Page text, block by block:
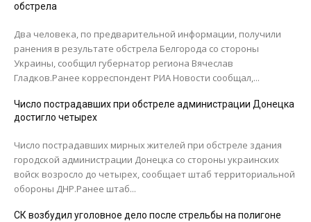
обстрела
Два человека, по предварительной информации, получили
ранения в результате обстрела Белгорода со стороны
Украины, сообщил губернатор региона Вячеслав
Гладков.Ранее корреспондент РИА Новости сообщал,...
Число пострадавших при обстреле администрации Донецка
достигло четырех
Число пострадавших мирных жителей при обстреле здания
городской администрации Донецка со стороны украинских
войск возросло до четырех, сообщает штаб территориальной
обороны ДНР.Ранее штаб...
СК возбудил уголовное дело после стрельбы на полигоне